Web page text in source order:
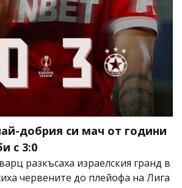
добрия си мач от години
с 3:0
разкъсаха израелския гранд в
червените до плейофа на Лига